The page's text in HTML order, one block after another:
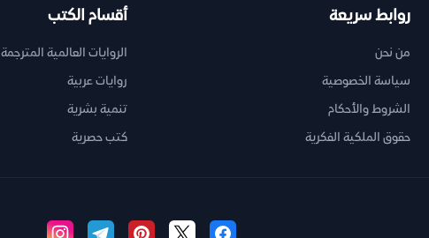
روابط سريعة
من نحن
سياسة الخصوصية
الشروط والأحكام
حقوق الملكية الفكرية
أقسام الكتب
الروايات العالمية المترجمة
روايات عربية
تنمية بشرية
كتب حصرية